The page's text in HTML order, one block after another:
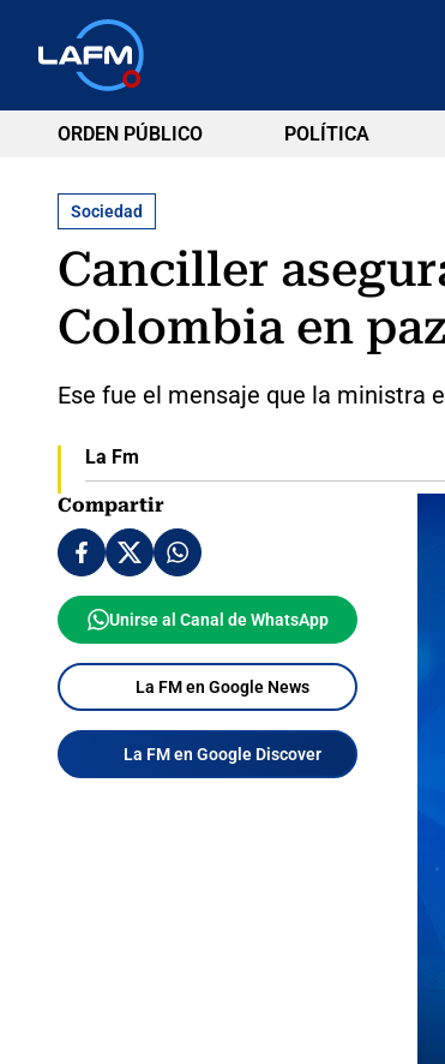
ORDEN PÚBLICO POLÍTICA
Sociedad
Canciller
Colombia en paz
Ese fue el mensaje que la ministra
La Fm
Compartir
Unirse al Canal de WhatsApp
La FM en Google News
La FM en Google Discover